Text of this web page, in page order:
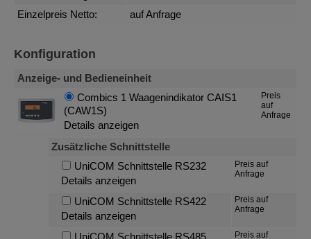
Einzelpreis Netto:
auf Anfrage
Konfiguration
Anzeige- und Bedieneinheit
Combics 1 Waagenindikator CAIS1
(CAW1S)
Details anzeigen
Preis
auf
Anfrage
Zusätzliche Schnittstelle
UniCOM Schnittstelle RS232
Details anzeigen
Preis auf
Anfrage
UniCOM Schnittstelle RS422
Details anzeigen
Preis auf
Anfrage
UniCOM Schnittstelle RS485 Preis auf